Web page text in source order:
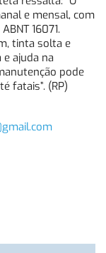
e mensal, com
16071.
tinta solta e
ajuda na
pode
fatais”. (RP)